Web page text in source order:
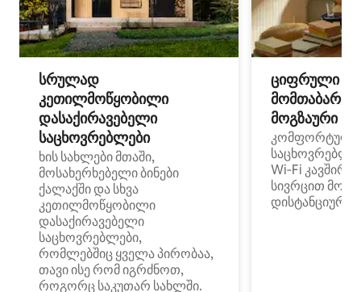
სრულად
კეთილმოწყობილი
დასაქირავებელი
საცხოვრებლები
ხის სახლები მთაში,
მოსახერხებელი ბინები
ქალაქში და სხვა
კეთილმოწყობილი
დასაქირავებელი
საცხოვრებლები,
რომლებშიც ყველა პირობაა,
თავი ისე რომ იგრძნოთ,
როგორც საკუთარ სახლში.
ციფრული
მოგზაური
კომფორტული
Wi‑Fi
სივრცით
დისტანციური